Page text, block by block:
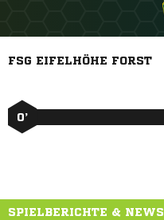
FSG EIFELHÖHE FORST
0’
SPIELBERICHTE & NEWS